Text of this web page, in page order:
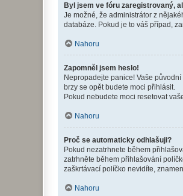
Byl jsem ve fóru zaregistrovaný,
Je možné, že administrátor z
databáze. Pokud je to váš případ,
Nahoru
Zapomněl jsem heslo!
Nepropadejte panice! Vaše
brzy se opět budete moci přihlásit.
Pokud nebudete moci resetovat
Nahoru
Proč se automaticky odhlašuji?
Pokud nezatrhnete během
zatrhněte během přihlašování
zaškrtávací políčko nevidíte,
Nahoru